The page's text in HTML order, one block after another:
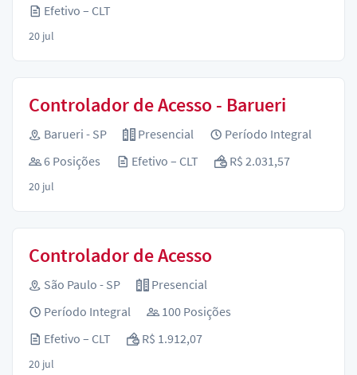
Efetivo – CLT
20 jul
Controlador de Acesso - Barueri
Barueri - SP Presencial
Período Integral
6 Posições
Efetivo – CLT R$ 2.031,57
20 jul
Controlador de Acesso
São Paulo - SP
Presencial
Período Integral
100 Posições
Efetivo – CLT
R$ 1.912,07
20 jul